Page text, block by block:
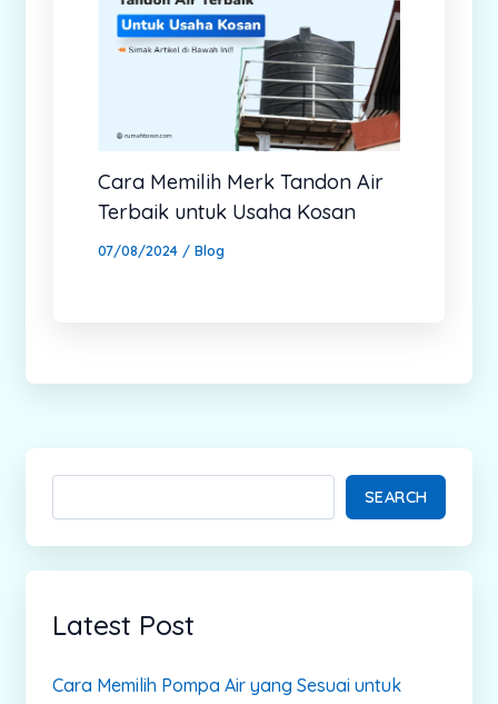
Cara Memilih Merk Tandon Air
Terbaik untuk Usaha Kosan
07/08/2024 / Blog
SEARCH
Latest Post
Cara Memilih Pompa Air yang Sesuai untuk